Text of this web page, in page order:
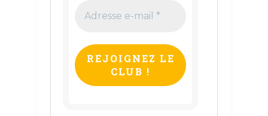
e-
*